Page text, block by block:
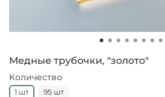
Медные трубочки, "золото"
Количество
1 шт 95 шт